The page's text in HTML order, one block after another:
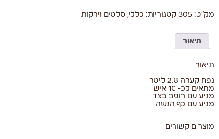
מק"ט: 305 קטגוריות: כללי, סלטים וירקות
תיאור
תיאור
נפח קערה 2.8 ליטר
מתאים לכ- 10 איש
מגיע עם רוטב בצד
מגיע עם כף הגשה
מוצרים קשורים